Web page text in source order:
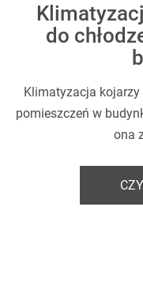
do
Klimatyzacja kojarzy
pomieszczeń w
ona